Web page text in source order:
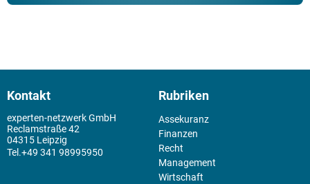
Kontakt
experten-netzwerk GmbH
Reclamstraße 42
04315 Leipzig
+49 341 98995950
Rubriken
Assekuranz
Finanzen
Recht
Management
Wirtschaft